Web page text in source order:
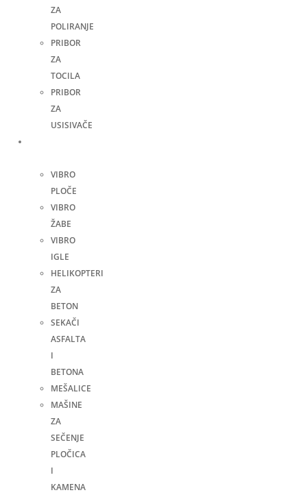
ZA
POLIRANJE
PRIBOR
ZA
TOCILA
PRIBOR
ZA
USISIVAČE
VIBRO
PLOČE
VIBRO
ŽABE
VIBRO
IGLE
HELIKOPTERI
ZA
BETON
SEKAČI
ASFALTA
I
BETONA
MEŠALICE
MAŠINE
ZA
SEČENJE
PLOČICA
I
KAMENA